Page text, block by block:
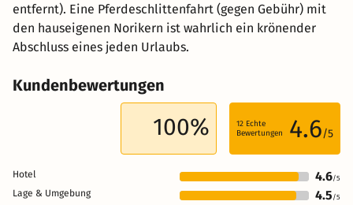
entfernt). Eine Pferdeschlittenfahrt (gegen Gebühr) mit
den hauseigenen Norikern ist wahrlich ein krönender
Abschluss eines jeden Urlaubs.
Kundenbewertungen
100% 12 Echte
Bewertungen
4.6/5
Hotel 4.6/5
Lage & Umgebung 4.5 /5